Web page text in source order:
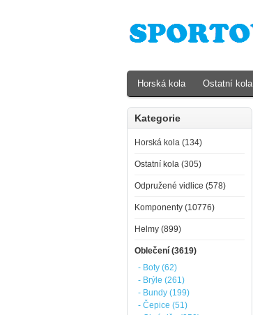
Kategorie
Horská kola (134)
Ostatní kola (305)
Odpružené vidlice (578)
Komponenty (10776)
Helmy (899)
Oblečení (3619)
- Boty (62)
- Brýle (261)
- Bundy (199)
- Čepice (51)
Horská kola Ostatní kola